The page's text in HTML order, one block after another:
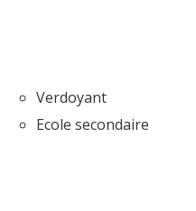
Verdoyant
Ecole secondaire